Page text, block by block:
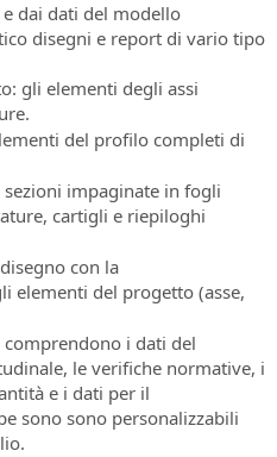
dai dati del modello
disegni e report di vario tipo
gli elementi degli assi
del profilo completi di
impaginate in fogli
cartigli e riepiloghi
con la
elementi del progetto (asse,
i dati del
le verifiche normative, i
e i dati per il
sono sono personalizzabili